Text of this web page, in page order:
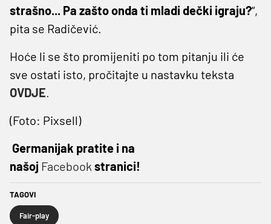
strašno... Pa zašto onda ti mladi dečki igraju?“,
pita se Radičević.
Hoće li se što promijeniti po tom pitanju ili će
sve ostati isto, pročitajte u nastavku teksta
OVDJE.
(Foto: Pixsell)
Germanijak pratite i na
našoj Facebook stranici!
TAGOVI
Fair-play